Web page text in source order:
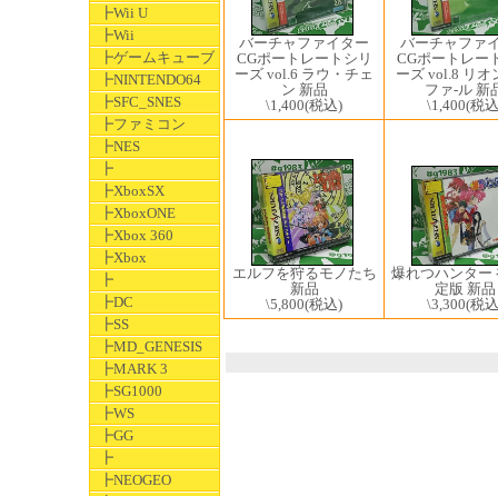
┣Wii U
┣Wii
┣ゲームキューブ
┣NINTENDO64
┣SFC_SNES
┣ファミコン
┣NES
┣
┣XboxSX
┣XboxONE
┣Xbox 360
┣Xbox
┣
┣DC
┣SS
┣MD_GENESIS
┣MARK 3
┣SG1000
┣WS
┣GG
┣
┣NEOGEO
バーチャファイター
CGポートレートシリ
ーズ vol.6 ラウ・チェ
ン 新品
\1,400(税込)
バーチャファ
CGポートレー
ーズ vol.8 リオ
ファ-ル 新
\1,400(税
エルフを狩るモノたち
新品
\5,800(税込)
爆れつハンター
定版 新品
\3,300(税